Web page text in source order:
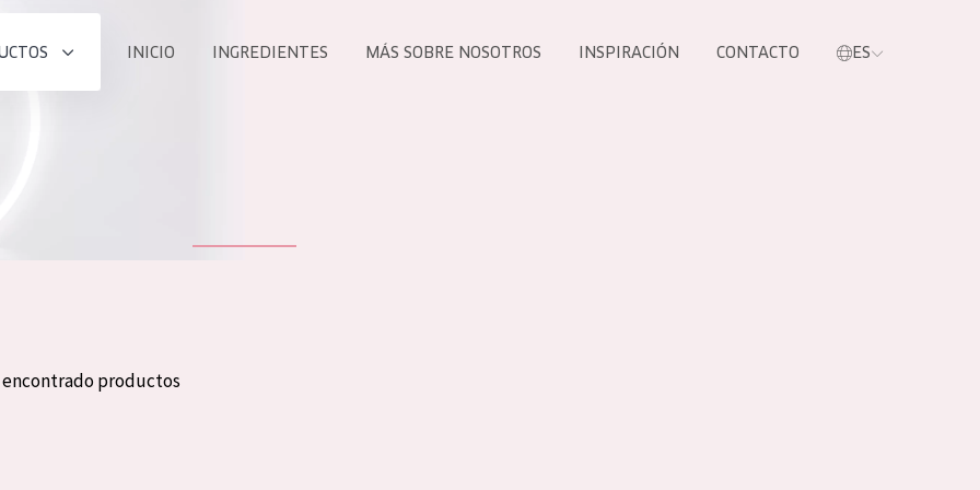
INICIO INGREDIENTES MÁS SOBRE NOSOTROS INSPIRACIÓN CONTACTO ES
encontrado productos